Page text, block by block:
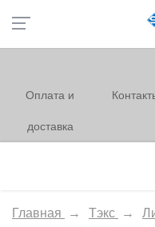
Оплата и
доставка
Главная → Тэкс →